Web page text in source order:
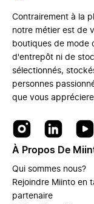
Contrairement à la
notre métier est de
boutiques de mode
d'entrepôt ni de
sélectionnés,
personnes
que vous
À Propos De
Qui sommes nous?
Rejoindre Miinto en
partenaire